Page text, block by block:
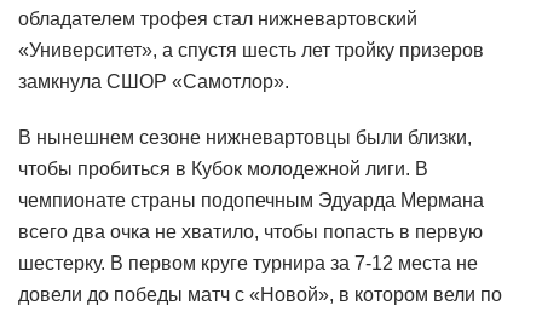
обладателем трофея стал нижневартовский
«Университет», а спустя шесть лет тройку призеров
замкнула СШОР «Самотлор».
В нынешнем сезоне нижневартовцы были близки,
чтобы пробиться в Кубок молодежной лиги. В
чемпионате страны подопечным Эдуарда Мермана
всего два очка не хватило, чтобы попасть в первую
шестерку. В первом круге турнира за 7-12 места не
довели до победы матч с «Новой», в котором вели по